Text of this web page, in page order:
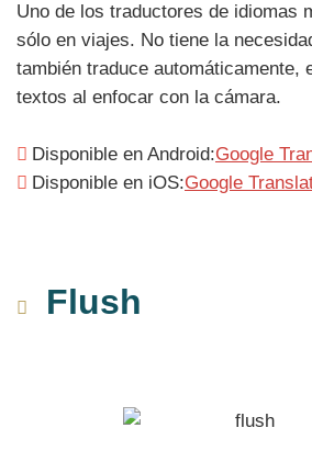
Uno de los traductores de idiomas
sólo en viajes. No tiene la
también traduce automáticamente,
textos al enfocar con la cámara.
Disponible en Android:Google
Disponible en iOS:Google
Flush